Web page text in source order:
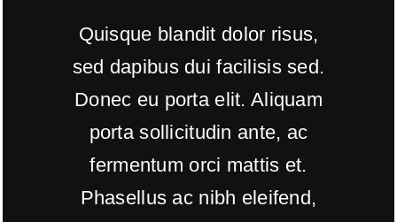
Quisque blandit dolor risus,
sed dapibus dui facilisis sed.
Donec eu porta elit. Aliquam
porta sollicitudin ante, ac
fermentum orci mattis et.
Phasellus ac nibh eleifend,